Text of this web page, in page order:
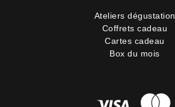
Ateliers dégustation
Coffrets cadeau
Cartes cadeau
Box du mois